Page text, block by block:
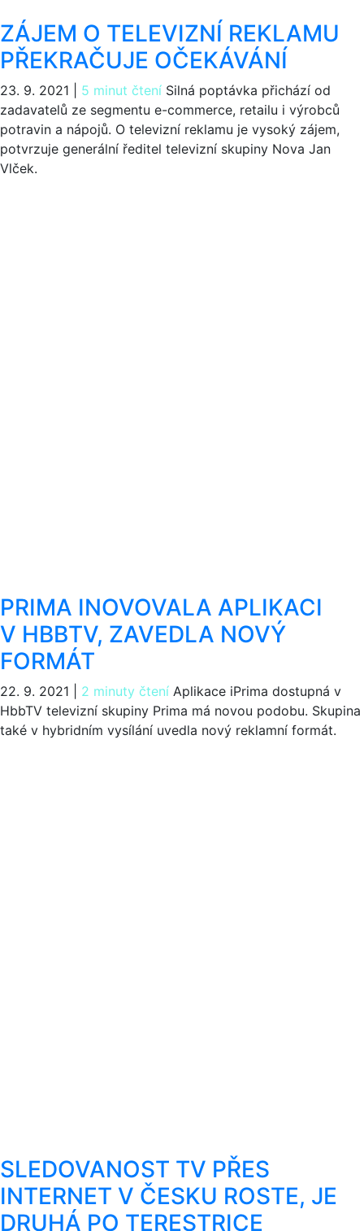
ZÁJEM O TELEVIZNÍ REKLAMU
PŘEKRAČUJE OČEKÁVÁNÍ
23. 9. 2021 5 minut čtení Silná poptávka přichází od
zadavatelů ze segmentu e-commerce, retailu i výrobců
potravin a nápojů. O televizní reklamu je vysoký zájem,
potvrzuje generální ředitel televizní skupiny Nova Jan
Vlček.
PRIMA INOVOVALA APLIKACI
V HBBTV, ZAVEDLA NOVÝ
FORMÁT
22. 9. 2021 2 minuty čtení Aplikace iPrima dostupná v
HbbTV televizní skupiny Prima má novou podobu. Skupina
také v hybridním vysílání uvedla nový reklamní formát.
SLEDOVANOST TV PŘES
INTERNET V ČESKU ROSTE, JE
DRUHÁ PO TERESTRICE